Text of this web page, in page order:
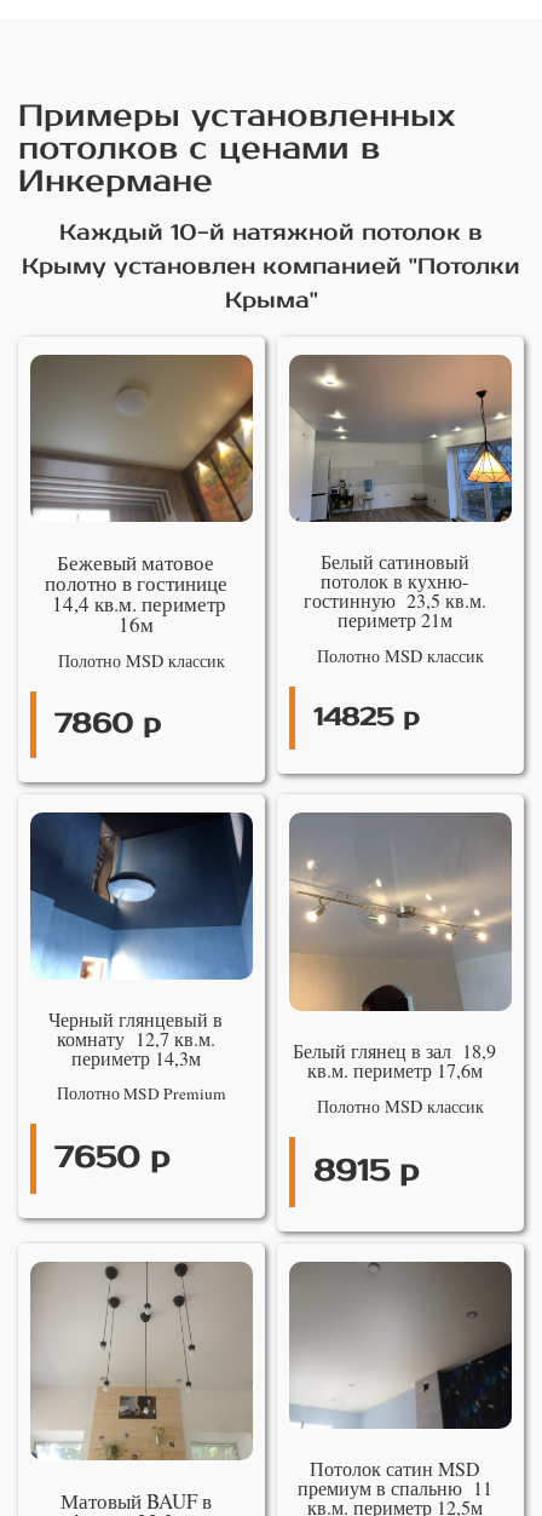
Примеры установленных
потолков с ценами в
Инкермане
Каждый 10-й натяжной потолок в
Крыму установлен компанией "Потолки
Крыма"
Бежевый матовое
полотно в гостинице
14,4 кв.м. периметр
16м
Полотно MSD классик
7860 р
Белый сатиновый
потолок в кухню-
гостинную 23,5 кв.м.
периметр 21м
Полотно MSD классик
14825 р
Черный глянцевый в
комнату 12,7 кв.м.
периметр 14,3м
Полотно MSD Premium
7650 р
Белый глянец в зал 18,9
кв.м. периметр 17,6м
Полотно MSD классик
8915 р
Матовый BAUF в
Потолок сатин MSD
премиум в спальню 11
кв.м. периметр 12,5м